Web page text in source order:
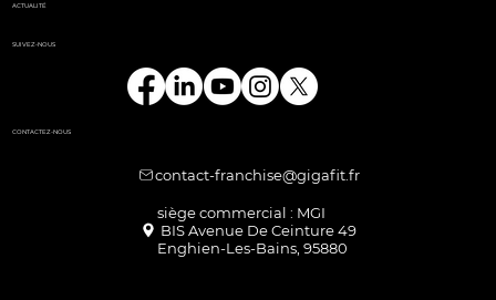
ACTUALITÉ
CONTACTEZ-NOUS
contact-franchise@gigafit.fr
Enghien-Les-Bains, 95880
SUIVEZ-NOUS